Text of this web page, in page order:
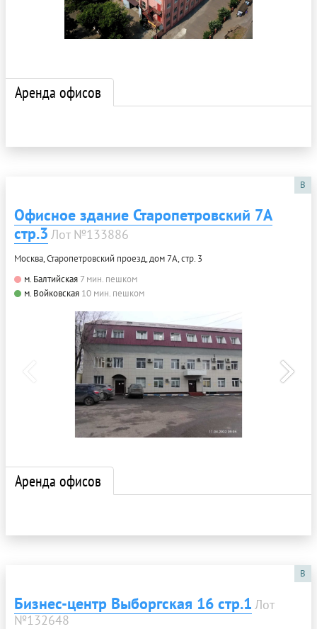
Аренда офисов
B
Офисное здание Старопетровский 7А
стр.3 Лот №133886
Москва, Старопетровский проезд, дом 7А, стр. 3
м. Балтийская 7 мин. пешком
м. Войковская 10 мин. пешком
Аренда офисов
B
Бизнес-центр Выборгская 16 стр.1 Лот
№132648